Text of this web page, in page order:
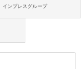
インプレスグループ